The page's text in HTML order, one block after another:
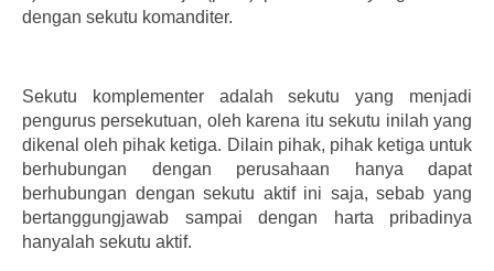
dengan sekutu komanditer.
Sekutu komplementer adalah sekutu yang menjadi
pengurus persekutuan, oleh karena itu sekutu inilah yang
dikenal oleh pihak ketiga. Dilain pihak, pihak ketiga untuk
berhubungan dengan perusahaan hanya dapat
berhubungan dengan sekutu aktif ini saja, sebab yang
bertanggungjawab sampai dengan harta pribadinya
hanyalah sekutu aktif.